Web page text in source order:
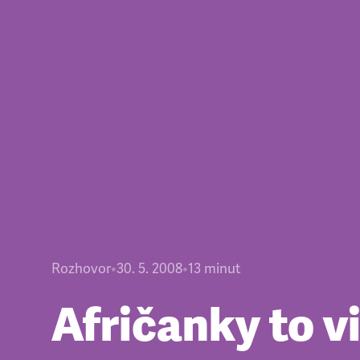
Rozhovor•30. 5. 2008•13 minut
Afričanky to